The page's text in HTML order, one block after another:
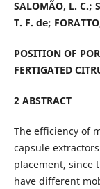
SALOMÃO, L. C.;
T. F. de;
POSITION OF
FERTIGATED
2 ABSTRACT
The efficiency of
capsule
placement,
have different